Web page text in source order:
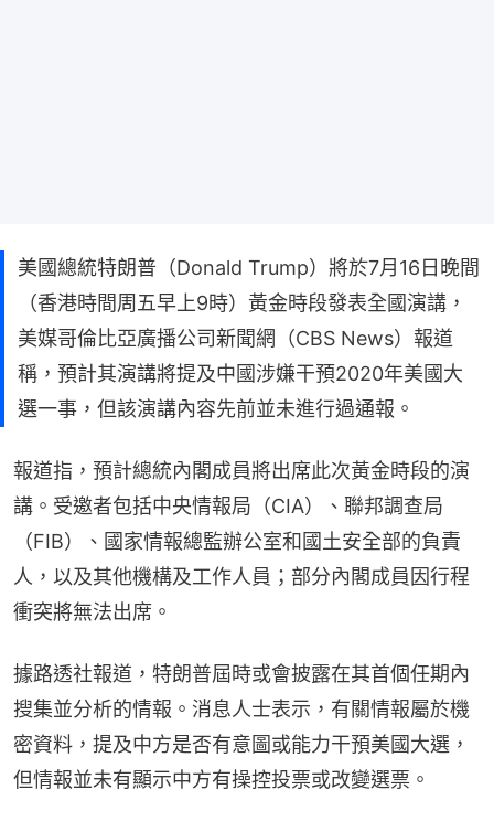
美國總統特朗普（Donald Trump）將於7月16日晚間
（香港時間周五早上9時）黃金時段發表全國演講，
美媒哥倫比亞廣播公司新聞網（CBS News）報道
稱，預計其演講將提及中國涉嫌干預2020年美國大
選一事，但該演講內容先前並未進行過通報。
報道指，預計總統內閣成員將出席此次黃金時段的演
講。受邀者包括中央情報局（CIA）、聯邦調查局
（FIB）、國家情報總監辦公室和國土安全部的負責
人，以及其他機構及工作人員；部分內閣成員因行程
衝突將無法出席。
據路透社報道，特朗普屆時或會披露在其首個任期內
搜集並分析的情報。消息人士表示，有關情報屬於機
密資料，提及中方是否有意圖或能力干預美國大選，
但情報並未有顯示中方有操控投票或改變選票。